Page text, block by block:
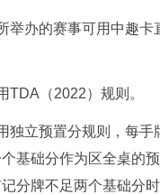
举办的赛事可用中趣卡
TDA（2022）规则。
独立预置分规则，每手
基础分作为区全桌的
分牌不足两个基础分